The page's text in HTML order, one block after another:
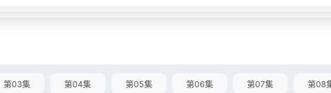
第03集 第04集 第05集 第06集 第07集 第08